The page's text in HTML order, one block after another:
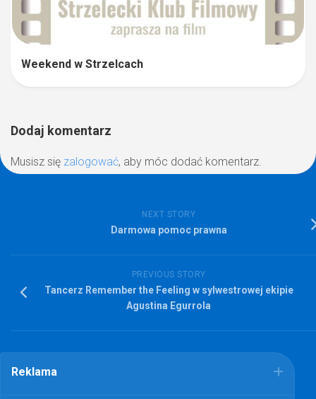
Weekend w Strzelcach
Dodaj komentarz
Musisz się zalogować, aby móc dodać komentarz.
NEXT STORY
Darmowa pomoc prawna
PREVIOUS STORY
Tancerz Remember the Feeling w sylwestrowej ekipie
Agustina Egurrola
Reklama